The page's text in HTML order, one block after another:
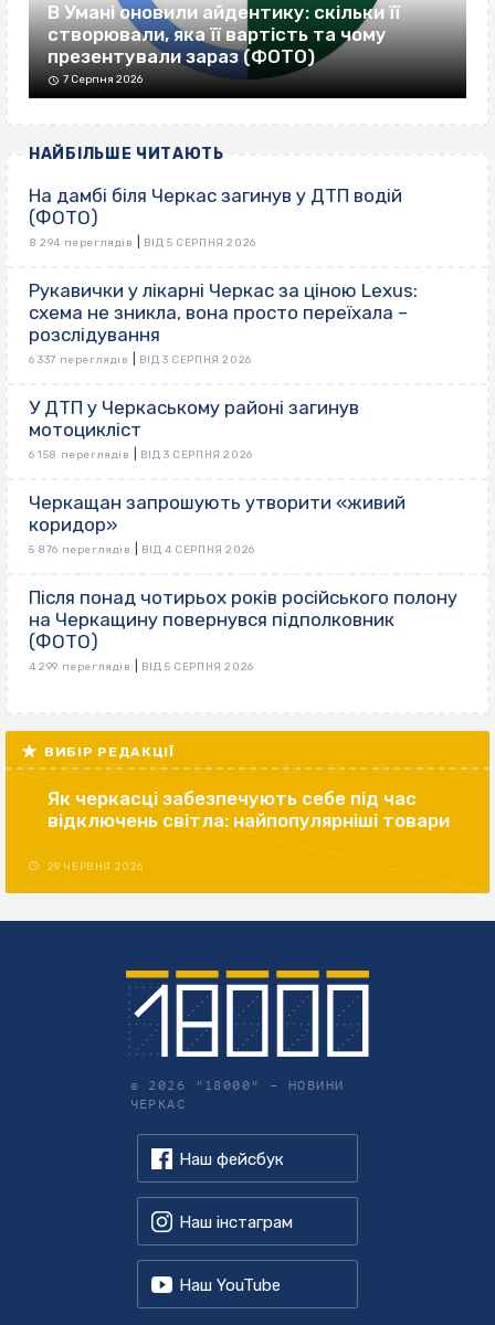
В Умані оновили айдентику: скільки її
створювали, яка її вартість та чому
презентували зараз (ФОТО)
7 Серпня 2026
НАЙБІЛЬШЕ ЧИТАЮТЬ
На дамбі біля Черкас загинув у ДТП водій
(ФОТО)
8 294 переглядів ВІД 5 СЕРПНЯ 2026
Рукавички у лікарні Черкас за ціною Lexus:
схема не зникла, вона просто переїхала –
розслідування
6 337 переглядів ВІД 3 СЕРПНЯ 2026
У ДТП у Черкаському районі загинув
мотоцикліст
6 158 переглядів ВІД 3 СЕРПНЯ 2026
Черкащан запрошують утворити «живий
коридор»
5 876 переглядів ВІД 4 СЕРПНЯ 2026
Після понад чотирьох років російського полону
на Черкащину повернувся підполковник
(ФОТО)
4 299 переглядів ВІД 5 СЕРПНЯ 2026
ВИБІР РЕДАКЦІЇ
Як черкасці забезпечують себе під час
відключень світла: найпопулярніші товари
29 ЧЕРВНЯ 2026
© 2026 "18000" – НОВИНИ
ЧЕРКАС
Наш фейсбук
Наш інстаграм
Наш YouTube